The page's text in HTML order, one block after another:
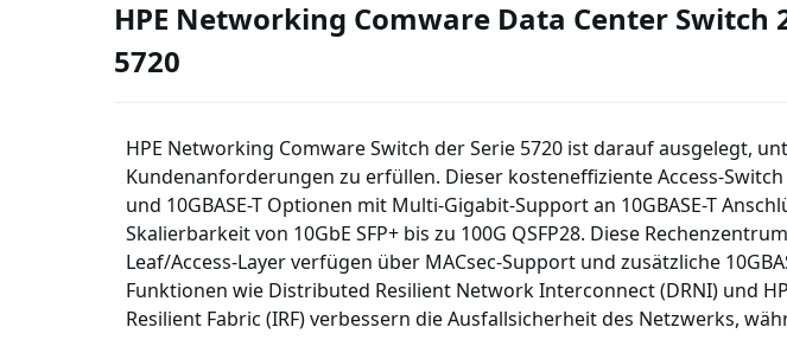
HPE Networking Comware Data Center Switch
5720
HPE Networking Comware Switch der Serie 5720 ist darauf ausgelegt,
Kundenanforderungen zu erfüllen. Dieser kosteneffiziente Access-Switch
und 10GBASE-T Optionen mit Multi-Gigabit-Support an 10GBASE-T
Skalierbarkeit von 10GbE SFP+ bis zu 100G QSFP28. Diese
Leaf/Access-Layer verfügen über MACsec-Support und zusätzliche
Funktionen wie Distributed Resilient Network Interconnect (DRNI) und
Resilient Fabric (IRF) verbessern die Ausfallsicherheit des Netzwerks,